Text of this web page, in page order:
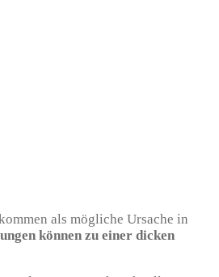
als mögliche Ursache in
können zu einer dicken